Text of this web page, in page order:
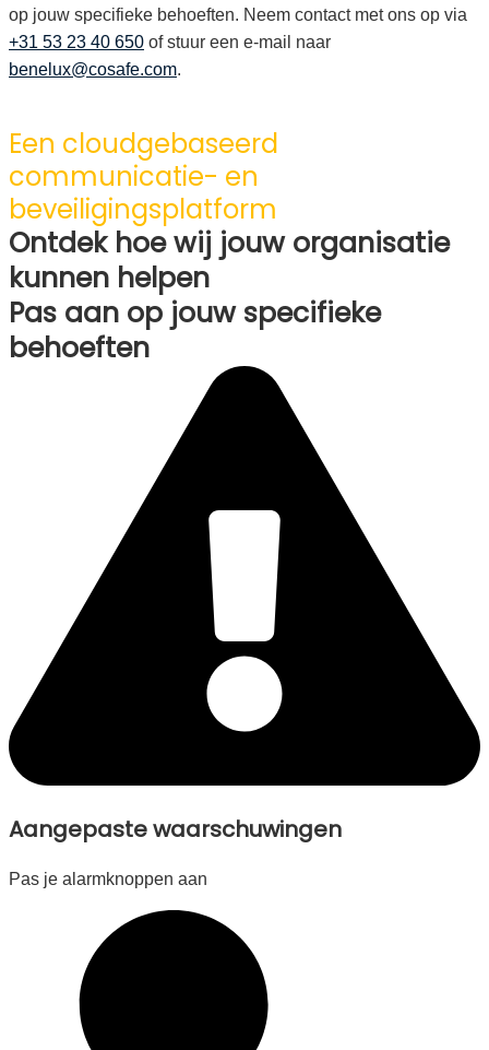
op jouw specifieke behoeften. Neem contact met ons op via
+31 53 23 40 650 of stuur een e-mail naar
benelux@cosafe.com.
Een cloudgebaseerd
communicatie- en
beveiligingsplatform
Ontdek hoe wij jouw organisatie
kunnen helpen
Pas aan op jouw specifieke
behoeften
Aangepaste waarschuwingen
Pas je alarmknoppen aan